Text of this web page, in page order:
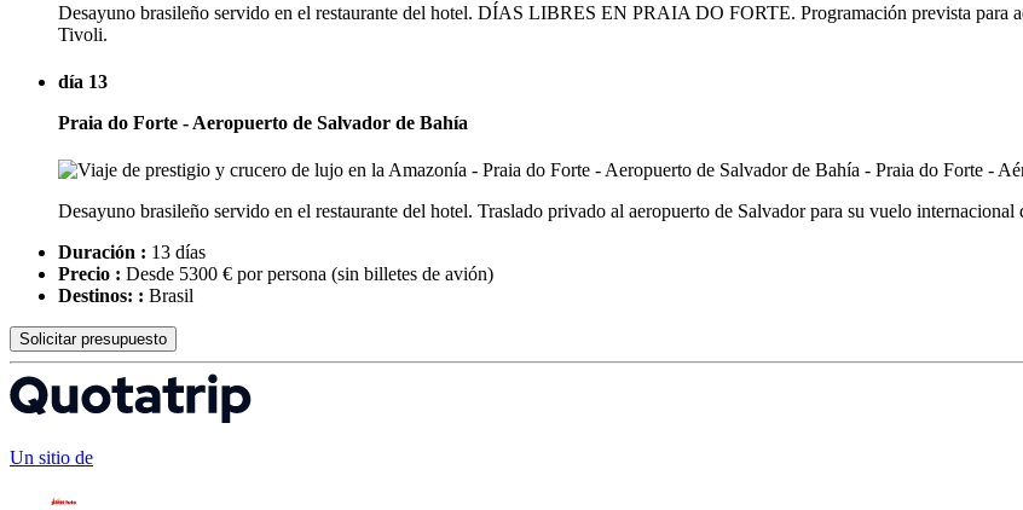
Desayuno brasileño servido en el restaurante del hotel. DÍAS LIBRES EN PRAIA DO FORTE. Programación prevista para
Tivoli.
día 13
Praia do Forte - Aeropuerto de Salvador de Bahía
Desayuno brasileño servido en el restaurante del hotel. Traslado privado al aeropuerto de Salvador para su vuelo internacional
Duración : 13 días
Precio : Desde 5300 € por persona (sin billetes de avión)
Destinos: : Brasil
Solicitar presupuesto
Un sitio de